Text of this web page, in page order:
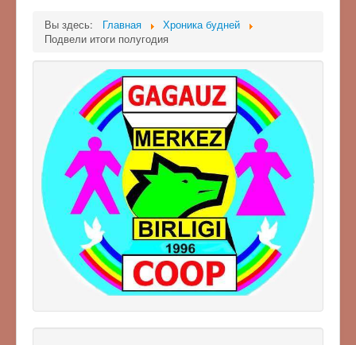
Вы здесь: Главная
Хроника будней
Подвели итоги полугодия